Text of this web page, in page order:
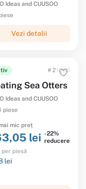
Ideas and CUUSOO
Vezi detalii
# 21366
Sea Otters
Ideas and CUUSOO
piese
mic preț
lei -22%
reducere
per piesă
lei